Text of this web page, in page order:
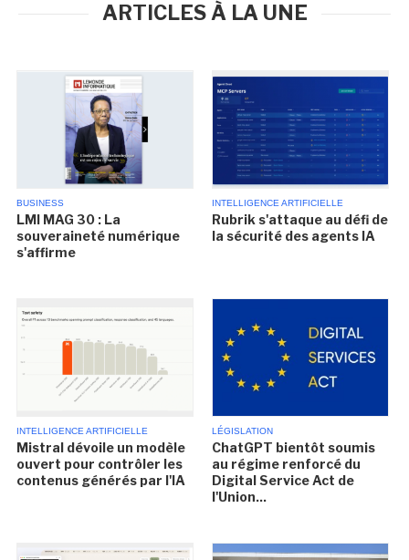
ARTICLES À LA UNE
BUSINESS
LMI MAG 30 : La
souveraineté numérique
s'affirme
INTELLIGENCE ARTIFICIELLE
Rubrik s'attaque au défi de
la sécurité des agents IA
INTELLIGENCE ARTIFICIELLE
Mistral dévoile un modèle
ouvert pour contrôler les
contenus générés par l'IA
LÉGISLATION
ChatGPT bientôt soumis
au régime renforcé du
Digital Service Act de
l'Union...